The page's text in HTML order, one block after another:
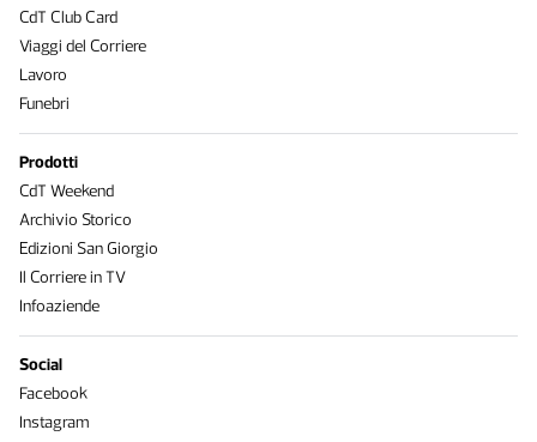
CdT Club Card
Viaggi del Corriere
Lavoro
Funebri
Prodotti
CdT Weekend
Archivio Storico
Edizioni San Giorgio
Il Corriere in TV
Infoaziende
Social
Facebook
Instagram